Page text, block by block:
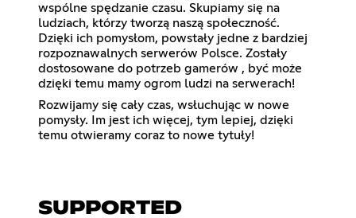
wspólne spędzanie czasu. Skupiamy się na
ludziach, którzy tworzą naszą społeczność.
Dzięki ich pomysłom, powstały jedne z bardziej
rozpoznawalnych serwerów Polsce. Zostały
dostosowane do potrzeb gamerów , być może
dzięki temu mamy ogrom ludzi na serwerach!
Rozwijamy się cały czas, wsłuchując w nowe
pomysły. Im jest ich więcej, tym lepiej, dzięki
temu otwieramy coraz to nowe tytuły!
SUPPORTED